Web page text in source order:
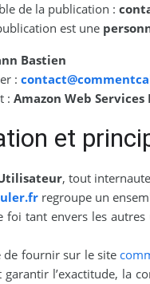
de la publication :
est une
Bastien
:
: Amazon Web
et
, tout
regroupe un
foi tant envers les
de fournir sur le site
garantir l’exactitude, la